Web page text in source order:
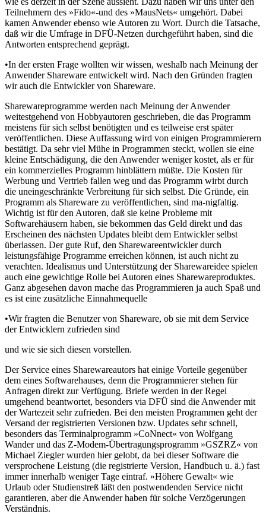
Teilnehmern des »Fido«-und des »MausNets« umgehört. Dabei
kamen Anwender ebenso wie Autoren zu Wort. Durch die Tatsache,
daß wir die Umfrage in DFÜ-Netzen durchgeführt haben, sind die
Antworten entsprechend geprägt.
•In der ersten Frage wollten wir wissen, weshalb nach Meinung der
Anwender Shareware entwickelt wird. Nach den Gründen fragten
wir auch die Entwickler von Shareware.
Sharewareprogramme werden nach Meinung der Anwender
weitestgehend von Hobbyautoren geschrieben, die das Programm
meistens für sich selbst benötigten und es teilweise erst später
veröffentlichen. Diese Auffassung wird von einigen Programmierern
bestätigt. Da sehr viel Mühe in Programmen steckt, wollen sie eine
kleine Entschädigung, die den Anwender weniger kostet, als er für
ein kommerzielles Programm hinblättern müßte. Die Kosten für
Werbung und Vertrieb fallen weg und das Programm wirbt durch
die uneingeschränkte Verbreitung für sich selbst. Die Gründe, ein
Programm als Shareware zu veröffentlichen, sind ma-nigfaltig.
Wichtig ist für den Autoren, daß sie keine Probleme mit
Softwarehäusern haben, sie bekommen das Geld direkt und das
Erscheinen des nächsten Updates bleibt dem Entwickler selbst
überlassen. Der gute Ruf, den Sharewareentwickler durch
leistungsfähige Programme erreichen können, ist auch nicht zu
verachten. Idealismus und Unterstützung der Sharewareidee spielen
auch eine gewichtige Rolle bei Autoren eines Sharewareproduktes.
Ganz abgesehen davon mache das Programmieren ja auch Spaß und
es ist eine zusätzliche Einnahmequelle
•Wir fragten die Benutzer von Shareware, ob sie mit dem Service
der Entwicklern zufrieden sind
und wie sie sich diesen vorstellen.
Der Service eines Sharewareautors hat einige Vorteile gegenüber
dem eines Softwarehauses, denn die Programmierer stehen für
Anfragen direkt zur Verfügung. Briefe werden in der Regel
umgehend beantwortet, besonders via DFÜ sind die Anwender mit
der Wartezeit sehr zufrieden. Bei den meisten Programmen geht der
Versand der registrierten Versionen bzw. Updates sehr schnell,
besonders das Terminalprogramm »CoNnect« von Wolfgang
Wander und das Z-Modem-Übertragungsprogramm »GSZRZ« von
Michael Ziegler wurden hier gelobt, da bei dieser Software die
versprochene Leistung (die registrierte Version, Handbuch u. ä.) fast
immer innerhalb weniger Tage eintraf. »Höhere Gewalt« wie
Urlaub oder Studienstreß läßt den postwendenden Service nicht
garantieren, aber die Anwender haben für solche Verzögerungen
Verständnis.